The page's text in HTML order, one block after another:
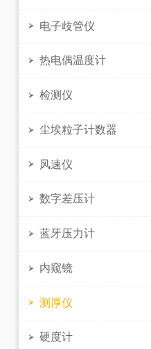
 电子歧管仪
 热电偶温度计
 检测仪
 尘埃粒子计数器
 风速仪
 数字差压计
 蓝牙压力计
 内窥镜
 测厚仪
 硬度计